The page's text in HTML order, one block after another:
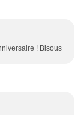
! Bisous